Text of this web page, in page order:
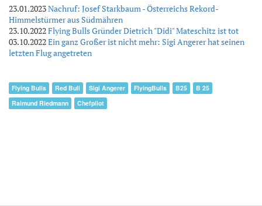
23.01.2023Nachruf: Josef Starkbaum - Österreichs Rekord-
Himmelstürmer aus Südmähren
23.10.2022Flying Bulls Gründer Dietrich "Didi" Mateschitz ist tot
03.10.2022Ein ganz Großer ist nicht mehr: Sigi Angerer hat seinen
letzten Flug angetreten
Flying Bulls Red Bull Sigi Angerer FlyingBulls B25
B 25
Raimund Riedmann
Chefpilot